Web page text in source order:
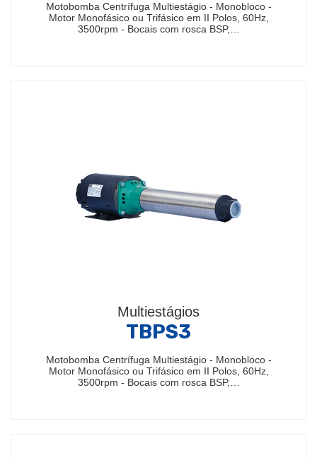
Motobomba Centrífuga Multiestágio - Monobloco -
Motor Monofásico ou Trifásico em II Polos, 60Hz,
3500rpm - Bocais com rosca BSP,…
Multiestágios
TBPS3
Motobomba Centrífuga Multiestágio - Monobloco -
Motor Monofásico ou Trifásico em II Polos, 60Hz,
3500rpm - Bocais com rosca BSP,…